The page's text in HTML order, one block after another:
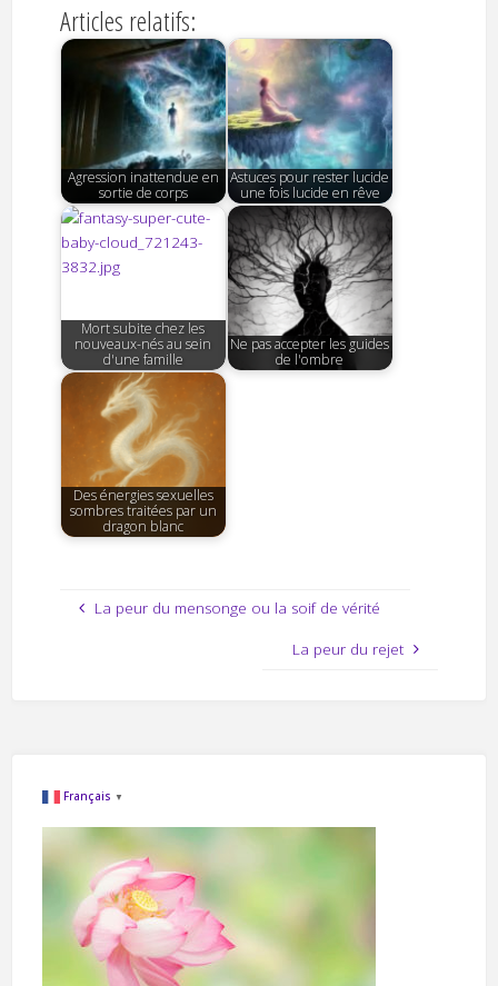
Articles relatifs:
Agression inattendue en
sortie de corps
Astuces pour rester lucide
une fois lucide en rêve
Mort subite chez les
nouveaux-nés au sein
d'une famille
Ne pas accepter les guides
de l'ombre
Des énergies sexuelles
sombres traitées par un
dragon blanc
La peur du mensonge ou la soif de vérité
La peur du rejet
Français ▼